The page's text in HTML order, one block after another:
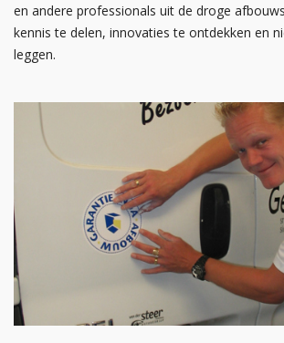
en andere professionals uit de droge
kennis te delen, innovaties te ontdekken en
leggen.